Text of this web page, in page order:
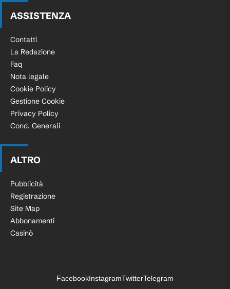
ASSISTENZA
Contatti
La Redazione
Faq
Nota legale
Cookie Policy
Gestione Cookie
Privacy Policy
Cond. Generali
ALTRO
Pubblicità
Registrazione
Site Map
Abbonamenti
Casinò
FacebookInstagramTwitterTelegram